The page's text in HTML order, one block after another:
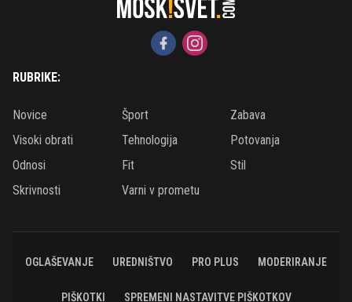
RUBRIKE:
Novice Šport
Zabava
Visoki obrati
Tehnologija
Potovanja
Odnosi
Fit
Stil
Skrivnosti
Varni v prometu
OGLAŠEVANJE UREDNIŠTVO PRO PLUS MODERIRANJE
PIŠKOTKI SPREMENI NASTAVITVE PIŠKOTKOV